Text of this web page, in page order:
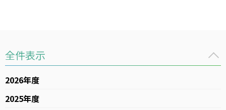
全件表示
2026年度
2025年度